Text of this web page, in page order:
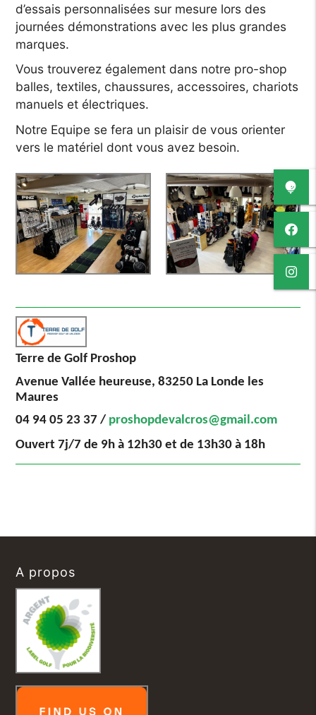
d’essais personnalisées sur mesure lors des
journées démonstrations avec les plus grandes
marques.
Vous trouverez également dans notre pro-shop
balles, textiles, chaussures, accessoires, chariots
manuels et électriques.
Notre Equipe se fera un plaisir de vous orienter
vers le matériel dont vous avez besoin.
Terre de Golf Proshop
Avenue Vallée heureuse, 83250 La Londe les
Maures
04 94 05 23 37 / proshopdevalcros@gmail.com
Ouvert 7j/7 de 9h à 12h30 et de 13h30 à 18h
A propos